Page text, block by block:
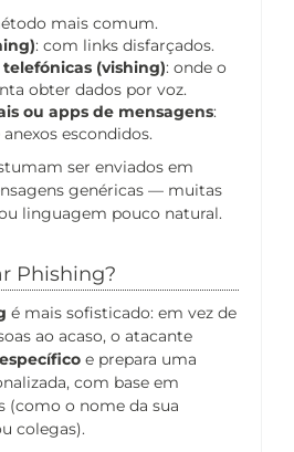
mais comum.
: com links disfarçados.
(vishing): onde o
obter dados por voz.
ou apps de mensagens:
escondidos.
ser enviados em
genéricas — muitas
linguagem pouco natural.
Phishing?
é mais sofisticado: em vez de
ao acaso, o atacante
e prepara uma
com base em
(como o nome da sua
colegas).